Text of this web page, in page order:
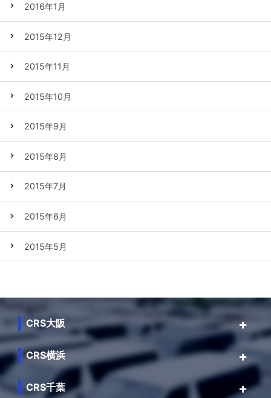
2016年1月
2015年12月
2015年11月
2015年10月
2015年9月
2015年8月
2015年7月
2015年6月
2015年5月
CRS大阪
CRS横浜
CRS千葉